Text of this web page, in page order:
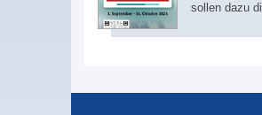
sollen dazu